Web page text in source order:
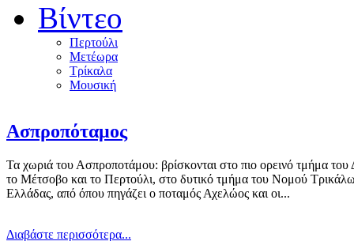
Βίντεο
Περτούλι
Μετέωρα
Τρίκαλα
Μουσική
Ασπροπόταμος
Τα χωριά του Ασπροποτάμου: βρίσκονται στο πιο ορεινό τμήμα
το Μέτσοβο και το Περτούλι, στο δυτικό τμήμα του Νομού
Ελλάδας, από όπου πηγάζει ο ποταμός Αχελώος και οι...
Διαβάστε περισσότερα...